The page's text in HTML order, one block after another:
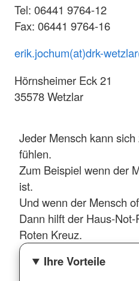
Tel: 06441 9764-12
Fax: 06441 9764-16
erik.jochum(at)drk-
Hörnsheimer Eck 21
35578 Wetzlar
Jeder Mensch kann
fühlen.
Zum Beispiel wenn der
ist.
Und wenn der Mensch
Dann hilft der Haus-
Roten Kreuz.
Ihre Vorteile